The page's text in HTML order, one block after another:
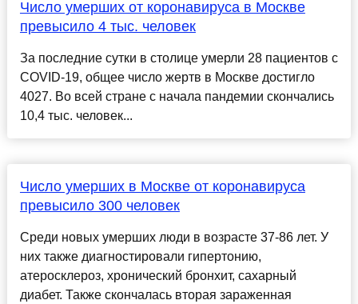
Число умерших от коронавируса в Москве
превысило 4 тыс. человек
За последние сутки в столице умерли 28 пациентов с
COVID-19, общее число жертв в Москве достигло
4027. Во всей стране с начала пандемии скончались
10,4 тыс. человек...
Число умерших в Москве от коронавируса
превысило 300 человек
Среди новых умерших люди в возрасте 37-86 лет. У
них также диагностировали гипертонию,
атеросклероз, хронический бронхит, сахарный
диабет. Также скончалась вторая зараженная